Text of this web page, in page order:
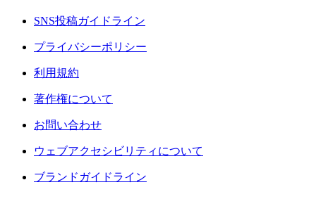
SNS投稿ガイドライン
プライバシーポリシー
利用規約
著作権について
お問い合わせ
ウェブアクセシビリティについて
ブランドガイドライン